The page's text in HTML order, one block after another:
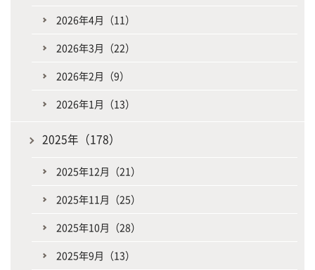
2026年4月（11）
2026年3月（22）
2026年2月（9）
2026年1月（13）
2025年（178）
2025年12月（21）
2025年11月（25）
2025年10月（28）
2025年9月（13）